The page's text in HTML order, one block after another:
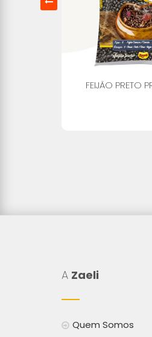
FEIJÃO PRETO
A Zaeli
Quem Somos